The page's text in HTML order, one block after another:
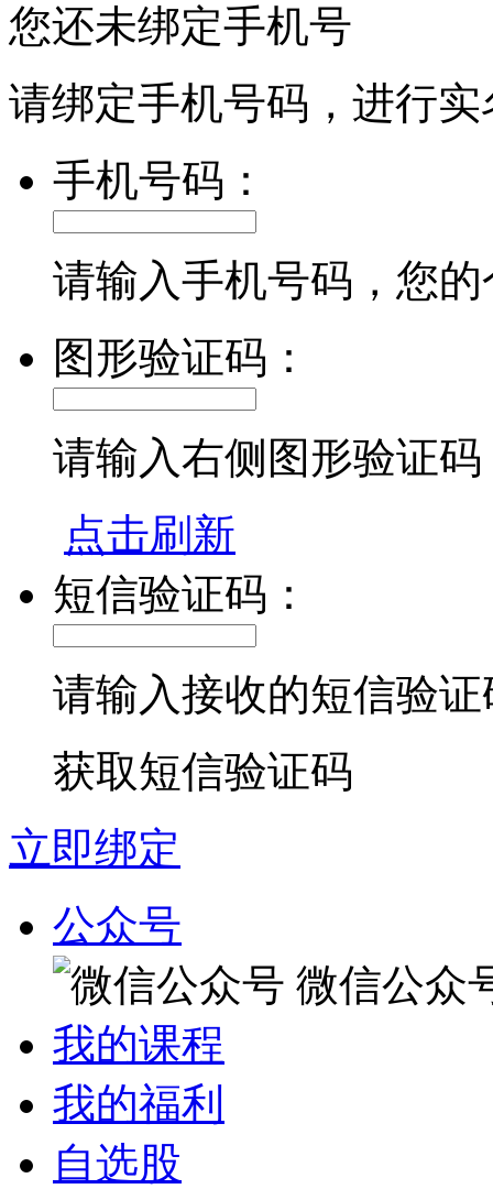
您还未绑定手机号
请绑定手机号码，进行
手机号码：
请输入手机号码，您
图形验证码：
请输入右侧图形验证码
点击刷新
短信验证码：
请输入接收的短信验证
获取短信验证码
立即绑定
公众号
微信公众
我的课程
我的福利
自选股